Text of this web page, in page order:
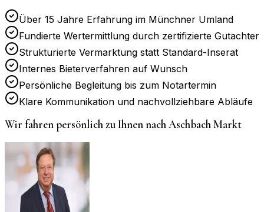
Über 15 Jahre Erfahrung im Münchner Umland
Fundierte Wertermittlung durch zertifizierte Gutachter
Strukturierte Vermarktung statt Standard-Inserat
Internes Bieterverfahren auf Wunsch
Persönliche Begleitung bis zum Notartermin
Klare Kommunikation und nachvollziehbare Abläufe
Wir fahren persönlich zu Ihnen nachAschbach Markt